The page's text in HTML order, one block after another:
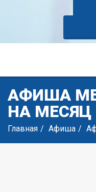
АФИША
НА МЕСЯЦ
Главная Афиша